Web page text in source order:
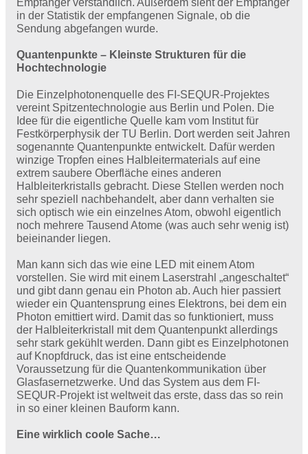
Empfänger verständlich. Außerdem sieht der Empfänger
in der Statistik der empfangenen Signale, ob die
Sendung abgefangen wurde.
Quantenpunkte – Kleinste Strukturen für die
Hochtechnologie
Die Einzelphotonenquelle des FI-SEQUR-Projektes
vereint Spitzentechnologie aus Berlin und Polen. Die
Idee für die eigentliche Quelle kam vom Institut für
Festkörperphysik der TU Berlin. Dort werden seit Jahren
sogenannte Quantenpunkte entwickelt. Dafür werden
winzige Tropfen eines Halbleitermaterials auf eine
extrem saubere Oberfläche eines anderen
Halbleiterkristalls gebracht. Diese Stellen werden noch
sehr speziell nachbehandelt, aber dann verhalten sie
sich optisch wie ein einzelnes Atom, obwohl eigentlich
noch mehrere Tausend Atome (was auch sehr wenig ist)
beieinander liegen.
Man kann sich das wie eine LED mit einem Atom
vorstellen. Sie wird mit einem Laserstrahl „angeschaltet“
und gibt dann genau ein Photon ab. Auch hier passiert
wieder ein Quantensprung eines Elektrons, bei dem ein
Photon emittiert wird. Damit das so funktioniert, muss
der Halbleiterkristall mit dem Quantenpunkt allerdings
sehr stark gekühlt werden. Dann gibt es Einzelphotonen
auf Knopfdruck, das ist eine entscheidende
Voraussetzung für die Quantenkommunikation über
Glasfasernetzwerke. Und das System aus dem FI-
SEQUR-Projekt ist weltweit das erste, dass das so rein
in so einer kleinen Bauform kann.
Eine wirklich coole Sache…